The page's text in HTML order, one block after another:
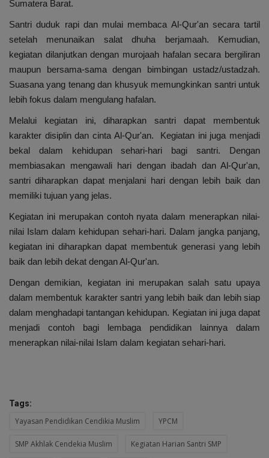
Sumatera Barat.
Santri duduk rapi dan mulai membaca Al-Qur'an secara tartil
setelah menunaikan salat dhuha berjamaah. Kemudian,
kegiatan dilanjutkan dengan murojaah hafalan secara bergiliran
maupun bersama-sama dengan bimbingan ustadz/ustadzah.
Suasana yang tenang dan khusyuk memungkinkan santri untuk
lebih fokus dalam mengulang hafalan.
Melalui kegiatan ini, diharapkan santri dapat membentuk
karakter disiplin dan cinta Al-Qur'an.
Kegiatan ini juga menjadi
bekal dalam kehidupan sehari-hari bagi santri. Dengan
membiasakan mengawali hari dengan ibadah dan Al-Qur'an,
santri diharapkan dapat menjalani hari dengan lebih baik dan
memiliki tujuan yang jelas.
Kegiatan ini merupakan contoh nyata dalam menerapkan nilai-
nilai Islam dalam kehidupan sehari-hari. Dalam jangka panjang,
kegiatan ini diharapkan dapat membentuk generasi yang lebih
baik dan lebih dekat dengan Al-Qur'an.
Dengan demikian, kegiatan ini merupakan salah satu upaya
dalam membentuk karakter santri yang lebih baik dan lebih siap
dalam menghadapi tantangan kehidupan. Kegiatan ini juga dapat
menjadi contoh bagi lembaga pendidikan lainnya dalam
menerapkan nilai-nilai Islam dalam kegiatan sehari-hari.
Tags:
Yayasan Pendidikan Cendikia Muslim YPCM
SMP Akhlak Cendekia Muslim Kegiatan Harian Santri SMP